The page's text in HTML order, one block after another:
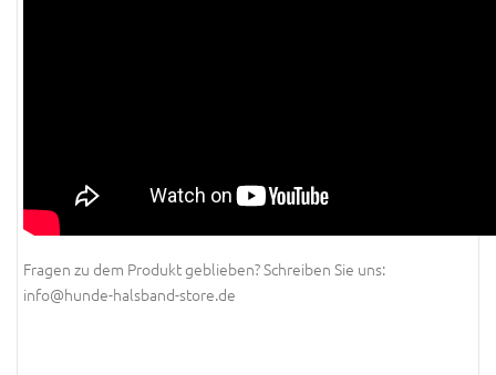
Fragen zu dem Produkt geblieben? Schreiben Sie uns:
info@hunde-halsband-store.de